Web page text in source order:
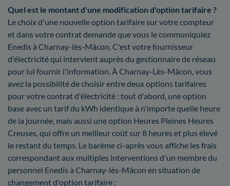
Quel est le montant d'une modification d'option tarifaire ?
Le choix d'une nouvelle option tarifaire sur votre compteur
et dans votre contrat demande que vous le communiquiez
Enedis à Charnay-lès-Mâcon. C'est votre fournisseur
d'électricité qui intervient auprès du gestionnaire de réseau
pour lui fournir l'information. À Charnay-Lès-Mâcon, vous
avez la possibilité de choisir entre deux options tarifaires
pour votre contrat d'électricité : tout d'abord, une option
base avec un tarif du kWh identique à n'importe quelle heure
de la journée, mais aussi une option Heures Pleines Heures
Creuses, qui offre un meilleur coût sur 8 heures et plus élevé
le restant du temps. Le barème ci-après vous affiche les frais
correspondant aux multiples interventions d'un membre du
personnel Enedis à Charnay-lès-Mâcon en situation de
changement d'option tarifaire :